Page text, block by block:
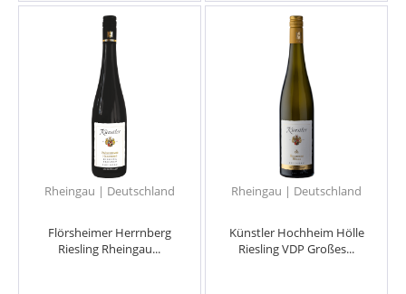
Rheingau | Deutschland
Flörsheimer Herrnberg
Riesling Rheingau...
Rheingau | Deutschland
Künstler Hochheim Hölle
Riesling VDP Großes...